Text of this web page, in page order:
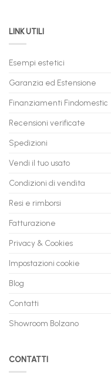
anche
a
in
con
LINK UTILI
Esempi estetici
Garanzia ed Estensione
Finanziamenti Findomestic
Recensioni verificate
Spedizioni
Vendi il tuo usato
Condizioni di vendita
Resi e rimborsi
Fatturazione
Privacy & Cookies
Impostazioni cookie
Blog
Contatti
Showroom Bolzano
CONTATTI